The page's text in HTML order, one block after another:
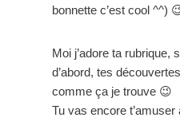
bonnette c’est cool ^^)
Moi j’adore ta rubrique,
d’abord, tes
comme ça je trouve 😉
Tu vas encore